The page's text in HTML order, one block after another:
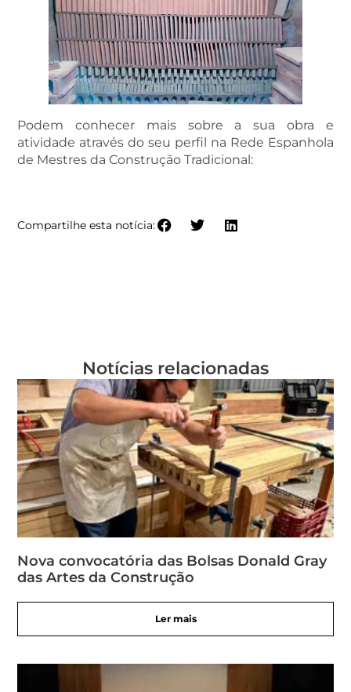
Podem conhecer mais sobre a sua obra e
atividade através do seu perfil na Rede Espanhola
de Mestres da Construção Tradicional:
Compartilhe esta notícia:
Notícias relacionadas
Nova convocatória das Bolsas Donald Gray
das Artes da Construção
Ler mais